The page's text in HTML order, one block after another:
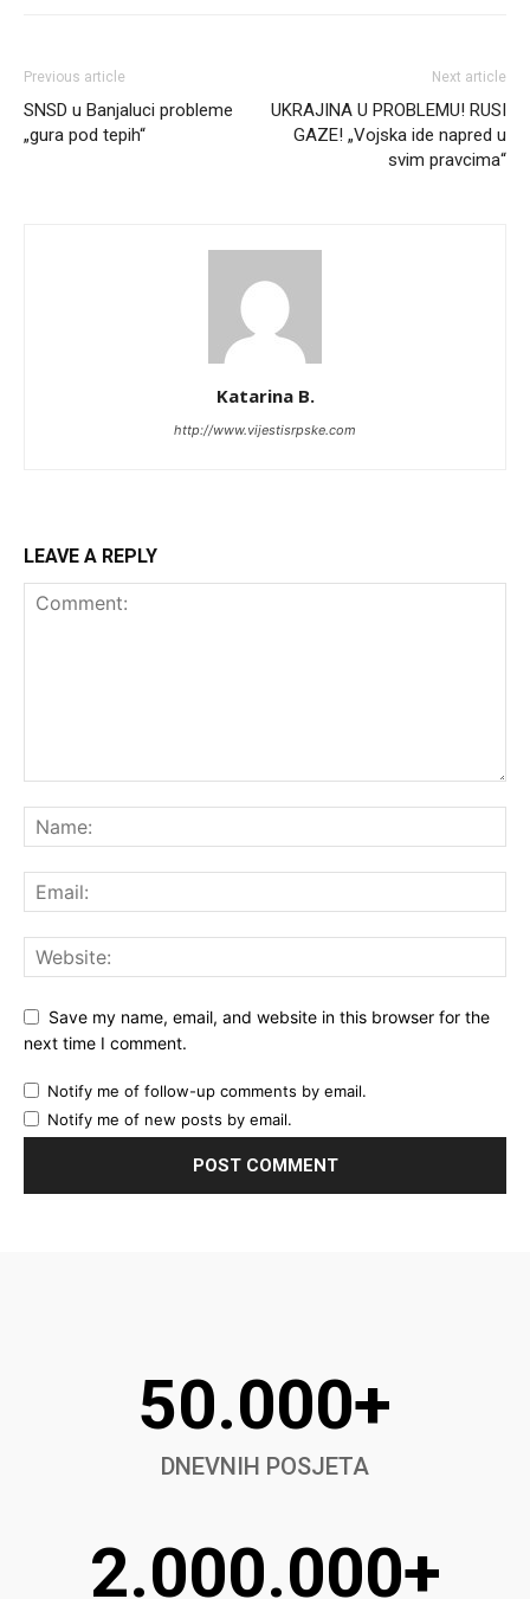
Previous article
SNSD u Banjaluci probleme
„gura pod tepih“
Next article
UKRAJINA U PROBLEMU! RUSI
GAZE! „Vojska ide napred u
svim pravcima“
Katarina B.
http://www.vijestisrpske.com
LEAVE A REPLY
Save my name, email, and website in this browser for the
next time I comment.
Notify me of follow-up comments by email.
Notify me of new posts by email.
50.000+
DNEVNIH POSJETA
2.000.000+